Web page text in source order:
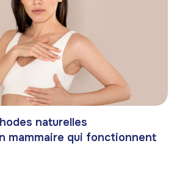
naturelles
mammaire qui fonctionnent